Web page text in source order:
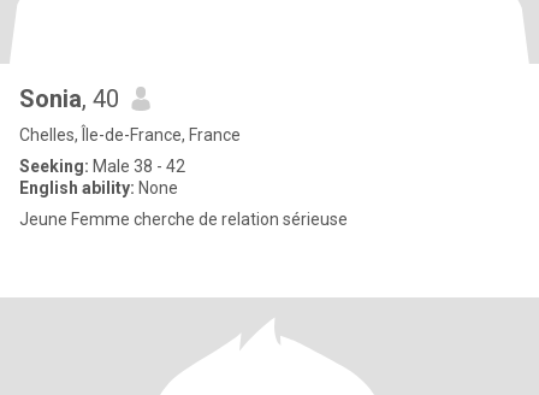
Sonia, 40
Chelles, Île-de-France, France
Seeking: Male 38 - 42
English ability: None
Jeune Femme cherche de relation sérieuse